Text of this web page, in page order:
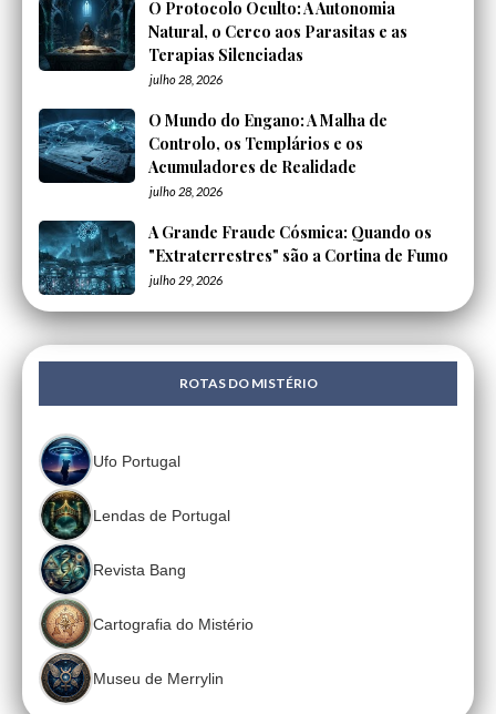
O Protocolo Oculto: A Autonomia
Natural, o Cerco aos Parasitas e as
Terapias Silenciadas
julho 28, 2026
O Mundo do Engano: A Malha de
Controlo, os Templários e os
Acumuladores de Realidade
julho 28, 2026
A Grande Fraude Cósmica: Quando os
"Extraterrestres" são a Cortina de Fumo
julho 29, 2026
ROTAS DO MISTÉRIO
Ufo Portugal
Lendas de Portugal
Revista Bang
Cartografia do Mistério
Museu de Merrylin